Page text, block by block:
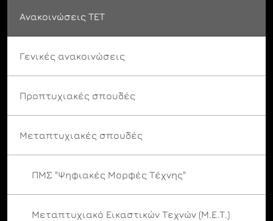
Ανακοινώσεις ΤΕΤ
Γενικές ανακοινώσεις
Προπτυχιακές σπουδές
Μεταπτυχιακές σπουδές
ΠΜΣ "Ψηφιακές Μορφές Τέχνης"
Μεταπτυχιακό Εικαστικών Τεχνών (Μ.Ε.Τ.)